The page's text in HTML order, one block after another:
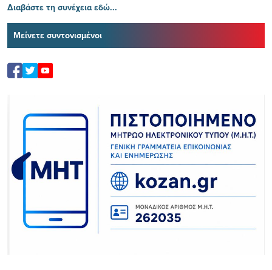
Διαβάστε τη συνέχεια εδώ...
Μείνετε συντονισμένοι